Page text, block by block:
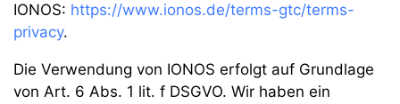
IONOS: https://www.ionos.de/terms-gtc/terms-
privacy.
Die Verwendung von IONOS erfolgt auf Grundlage
von Art. 6 Abs. 1 lit. f DSGVO. Wir haben ein